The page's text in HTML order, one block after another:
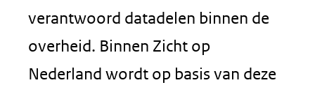
verantwoord datadelen binnen de
overheid. Binnen Zicht op
Nederland wordt op basis van deze